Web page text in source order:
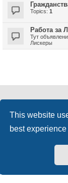
This website
best
Topics: 1
Работа за
Тут
Лискеры
Powered by phpBB
®
Styleproflat by ©
phpBB SiteMaker